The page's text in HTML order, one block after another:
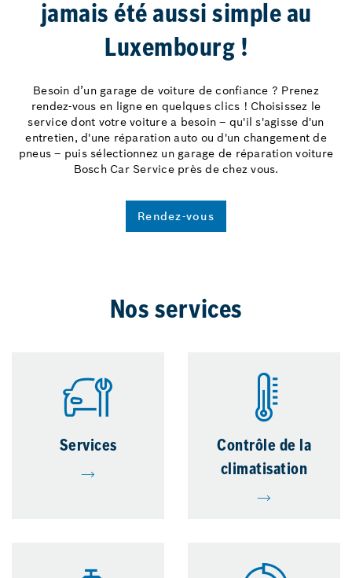
jamais été aussi simple au
Luxembourg !
Besoin d’un garage de voiture de confiance ? Prenez
rendez-vous en ligne en quelques clics ! Choisissez le
service dont votre voiture a besoin – qu'il s'agisse d'un
entretien, d'une réparation auto ou d'un changement de
pneus – puis sélectionnez un garage de réparation voiture
Bosch Car Service près de chez vous.
Rendez-vous
Nos services
Services
Contrôle de la
climatisation